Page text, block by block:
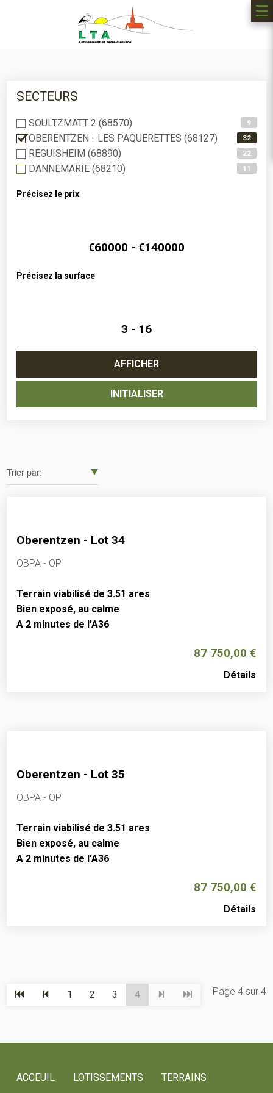
SECTEURS
SOULTZMATT 2 (68570) 9
OBERENTZEN - LES PAQUERETTES (68127) 32
REGUISHEIM (68890) 22
DANNEMARIE (68210) 11
Précisez le prix
60000 - 140000
Précisez la surface
3 - 16
AFFICHER
INITIALISER
Oberentzen - Lot 34
OBPA - OP
Terrain viabilisé de 3.51 ares
Bien exposé, au calme
A 2 minutes de l'A36
87 750,00 €
Détails
Oberentzen - Lot 35
OBPA - OP
Terrain viabilisé de 3.51 ares
Bien exposé, au calme
A 2 minutes de l'A36
87 750,00 €
Détails
Page 4 sur 4
1 2 3 4
ACCEUIL LOTISSEMENTS TERRAINS